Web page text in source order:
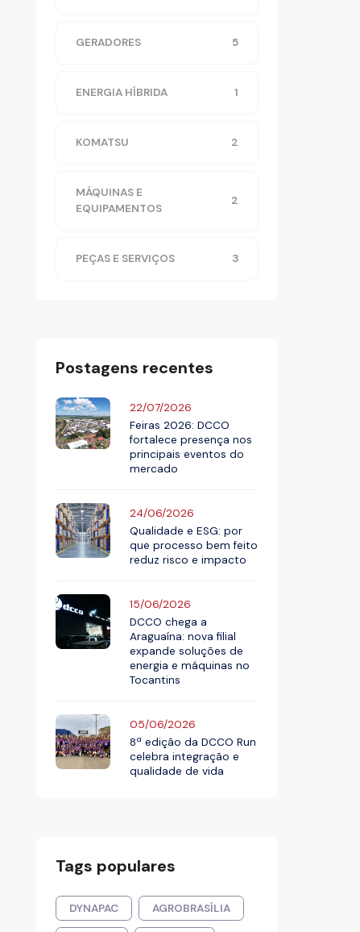
GERADORES 5
ENERGIA HÍBRIDA 1
KOMATSU 2
MÁQUINAS E
EQUIPAMENTOS
2
PEÇAS E SERVIÇOS 3
Postagens recentes
22/07/2026
Feiras 2026: DCCO
fortalece presença nos
principais eventos do
mercado
24/06/2026
Qualidade e ESG: por
que processo bem feito
reduz risco e impacto
15/06/2026
DCCO chega a
Araguaína: nova filial
expande soluções de
energia e máquinas no
Tocantins
05/06/2026
8ª edição da DCCO Run
celebra integração e
qualidade de vida
Tags populares
DYNAPAC AGROBRASÍLIA